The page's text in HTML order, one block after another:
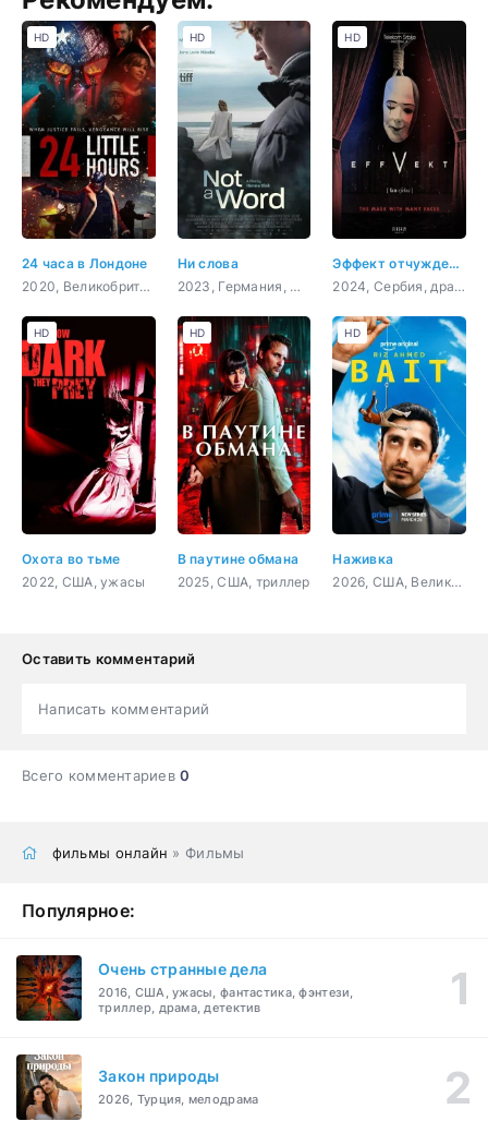
24 часа в Лондоне
2020, Великобритания, боевик, триллер, драма, криминал
HD
Ни слова
2023, Германия, Словения, Франция, драма
HD
Эффект отчуждения
2024, Сербия, драма
HD
Охота во тьме
2022, США, ужасы
HD
В паутине обмана
2025, США, триллер
HD
Наживка
2026, США, Великобритания, фантастика, драма, комедия
HD
Оставить комментарий
Написать комментарий
Всего комментариев0
фильмы онлайн » Фильмы
Популярное:
Очень странные дела
2016, США, ужасы, фантастика, фэнтези,
триллер, драма, детектив
Закон природы
2026, Турция, мелодрама